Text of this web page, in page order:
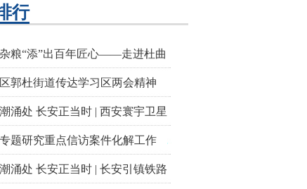
行
粮“添”出百年匠心——走进杜曲
郭杜街道传达学习区两会精神
涌处 长安正当时 | 西安寰宇卫星
题研究重点信访案件化解工作
涌处 长安正当时 | 长安引镇铁路